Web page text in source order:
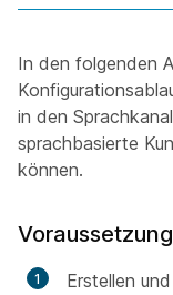
In den folgenden
in den
sprachbasierte
können.
Erstellen